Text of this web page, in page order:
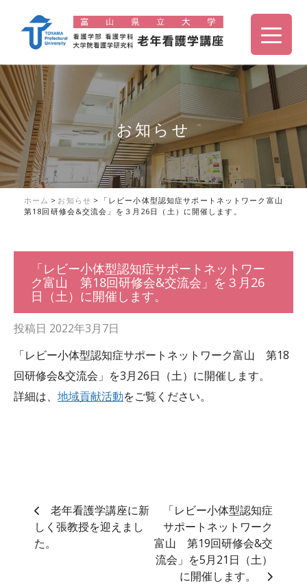
お知らせ
ホーム > お知らせ > 「レビー小体型認知症サポートネットワーク富山
第18回研修会&交流会」を３月26日（土）に開催します。
「レビー小体型認知症サポートネットワー
ク富山 第18回研修会&交流会」を３月26
日（土）に開催します。
投稿日 2022年3月7日
「レビー小体型認知症サポートネットワーク富山 第18
回研修会&交流会」を3月26日（土）に開催します。
詳細は、 地域貢献活動をご覧ください。
老年看護学講座に新
しく張教授を迎えまし
た。
「レビー小体型認知症
サポートネットワーク
富山 第19回研修会&交
流会」を5月21日（土）
に開催します。